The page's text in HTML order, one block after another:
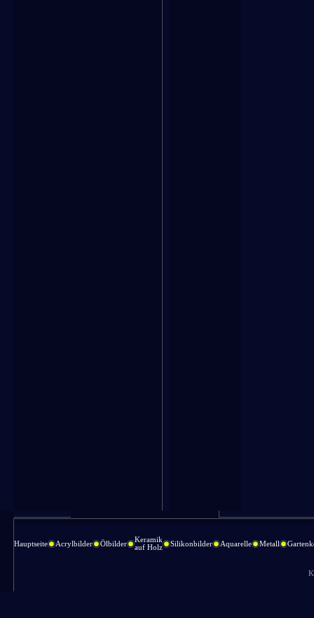
Hauptseite Acrylbilder Ölbilder
Keramik
auf Holz
Silikonbilder Aquarelle Metall